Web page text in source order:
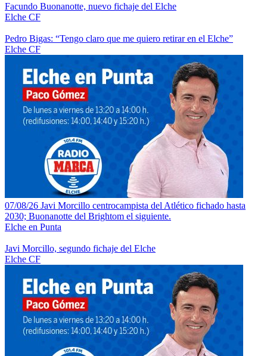
Facundo Buonanotte, nuevo fichaje del Elche
Elche CF
Pedro Bigas: “Tengo claro que me quiero retirar en el Elche”
Elche CF
07/08/26 Javi Morcillo centrocampista del Atlético fichado hasta
2030; Buonanotte del Brightom el siguiente.
Elche en Punta
Javi Morcillo, segundo fichaje del Elche
Elche CF